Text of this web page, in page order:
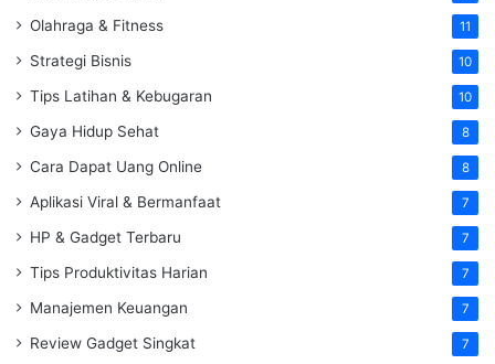
Olahraga & Fitness 11
Strategi Bisnis 10
Tips Latihan & Kebugaran 10
Gaya Hidup Sehat 8
Cara Dapat Uang Online 8
Aplikasi Viral & Bermanfaat 7
HP & Gadget Terbaru 7
Tips Produktivitas Harian 7
Manajemen Keuangan 7
Review Gadget Singkat 7